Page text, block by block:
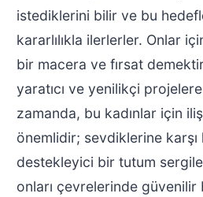
istediklerini bilir ve bu
kararlılıkla ilerlerler. Onlar
bir macera ve fırsat
yaratıcı ve yenilikçi
zamanda, bu kadınlar için
önemlidir; sevdiklerine
destekleyici bir tutum
onları çevrelerinde